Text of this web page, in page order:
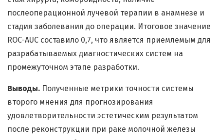
послеоперационной лучевой терапии в анамнезе и
стадия заболевания до операции. Итоговое значение
ROC-AUC составило 0,7, что является приемлемым для
разрабатываемых диагностических систем на
промежуточном этапе разработки.
Выводы. Полученные метрики точности системы
второго мнения для прогнозирования
удовлетворительности эстетическим результатом
после реконструкции при раке молочной железы